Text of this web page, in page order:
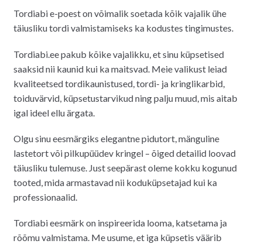
Tordiabi e-poest on võimalik soetada kõik vajalik ühe
täiusliku tordi valmistamiseks ka kodustes tingimustes.
Tordiabi.ee pakub kõike vajalikku, et sinu küpsetised
saaksid nii kaunid kui ka maitsvad. Meie valikust leiad
kvaliteetsed tordikaunistused, tordi- ja kringlikarbid,
toiduvärvid, küpsetustarvikud ning palju muud, mis aitab
igal ideel ellu ärgata.
Olgu sinu eesmärgiks elegantne pidutort, mänguline
lastetort või pilkupüüdev kringel – õiged detailid loovad
täiusliku tulemuse. Just seepärast oleme kokku kogunud
tooted, mida armastavad nii koduküpsetajad kui ka
professionaalid.
Tordiabi eesmärk on inspireerida looma, katsetama ja
rõõmu valmistama. Me usume, et iga küpsetis väärib